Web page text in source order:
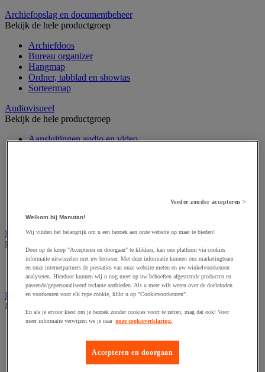
Archiefopslag en documentbeheer
Bekijk de hele productgroep
Archiefdoos
Bureau organizer
Hangmap
Ordner, tabblad en showtas
Sorteermap
Audiovisueel
Bekijk de hele productgroep
Aansluitingen audio en video
Tv, dvd-speler en Blu-ray
Bewegwijzering en aanduidingsborden
Bekijk de hele productgroep
Deurnaambord
Pictogram
Folderrek en -houder
Bekijk de hele productgroep
Folderrek
Tafel folderstandaard
Wandfolderhouder
Verder zonder accepteren >
Welkom bij Manutan!
Wij vinden het belangrijk om u een bezoek aan onze website op maat te bieden!
Door op de knop "Accepteren en doorgaan" te klikken, kan ons platform via cookies
informatie uitwisselen met uw browser. Met deze informatie kunnen ons marketingteam
en onze internetpartners de prestaties van onze website meten en uw winkelvoorkeuren
analyseren. Hierdoor kunnen wij u nog meer op uw behoeften afgestemde producten en
passende/gepersonaliseerd reclame aanbieden. Als u meer wilt weten over de doeleinden
en voorkeuren voor elk type cookie, klikt u op "Cookievoorkeuren".
En als je ervoor kiest om je bezoek zonder cookies voort te zetten, mag dat ook! Voor
meer informatie verwijzen we je naar onze cookieverklaring.
Accepteren en doorgaan